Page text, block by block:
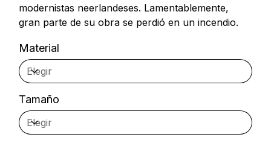
modernistas neerlandeses. Lamentablemente,
gran parte de su obra se perdió en un incendio.
Material
Tamaño